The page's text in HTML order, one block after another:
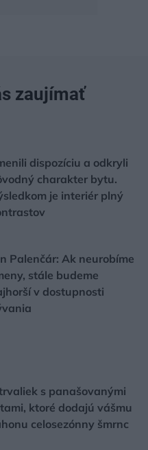
zaujímať
dispozíciu a odkryli
charakter bytu.
je interiér plný
Palenčár: Ak neurobíme
stále budeme
v dostupnosti
s panašovanými
ktoré dodajú vášmu
celosezónny šmrnc